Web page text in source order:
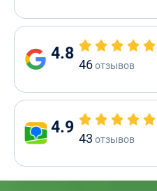
4.8
46отзывов
4.9
43 отзывов